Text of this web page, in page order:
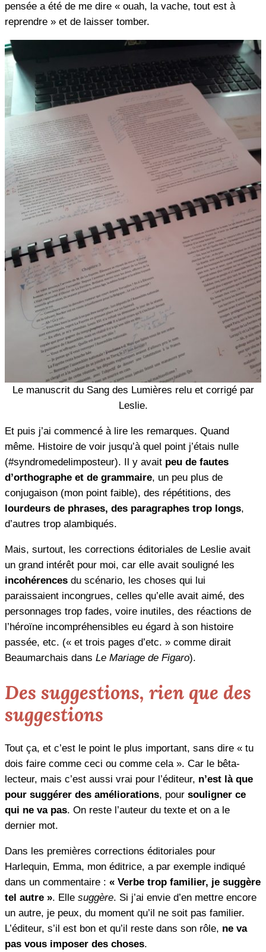
pensée a été de me dire « ouah, la vache, tout est à
reprendre » et de laisser tomber.
Le manuscrit du Sang des Lumières relu et corrigé par
Leslie.
Et puis j’ai commencé à lire les remarques. Quand
même. Histoire de voir jusqu’à quel point j’étais nulle
(#syndromedelimposteur). Il y avait peu de fautes
d’orthographe et de grammaire, un peu plus de
conjugaison (mon point faible), des répétitions, des
lourdeurs de phrases, des paragraphes trop longs,
d’autres trop alambiqués.
Mais, surtout, les corrections éditoriales de Leslie avait
un grand intérêt pour moi, car elle avait souligné les
incohérences du scénario, les choses qui lui
paraissaient incongrues, celles qu’elle avait aimé, des
personnages trop fades, voire inutiles, des réactions de
l’héroïne incompréhensibles eu égard à son histoire
passée, etc. (« et trois pages d’etc. » comme dirait
Beaumarchais dans Le Mariage de Figaro).
Des suggestions, rien que des
suggestions
Tout ça, et c’est le point le plus important, sans dire « tu
dois faire comme ceci ou comme cela ». Car le bêta-
lecteur, mais c’est aussi vrai pour l’éditeur, n’est là que
pour suggérer des améliorations, pour souligner ce
qui ne va pas. On reste l’auteur du texte et on a le
dernier mot.
Dans les premières corrections éditoriales pour
Harlequin, Emma, mon éditrice, a par exemple indiqué
dans un commentaire : « Verbe trop familier, je suggère
tel autre ». Elle suggère. Si j’ai envie d’en mettre encore
un autre, je peux, du moment qu’il ne soit pas familier.
L’éditeur, s’il est bon et qu’il reste dans son rôle, ne va
pas vous imposer des choses.